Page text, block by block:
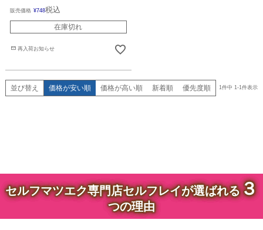
販売価格 ¥748税込
在庫切れ
再入荷お知らせ
並び替え 価格が安い順 価格が高い順 新着順 優先度順 1件中 1-1件表示
セルフマツエク専門店セルフレイが選ばれる３
つの理由